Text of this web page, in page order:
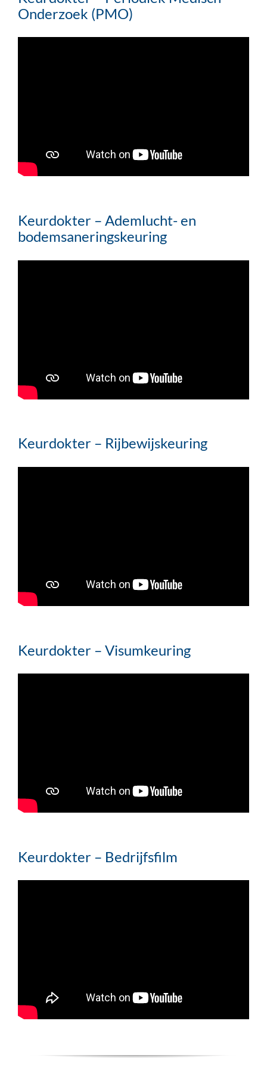
Onderzoek (PMO)
Keurdokter – Ademlucht- en
bodemsaneringskeuring
Keurdokter – Rijbewijskeuring
Keurdokter – Visumkeuring
Keurdokter – Bedrijfsfilm